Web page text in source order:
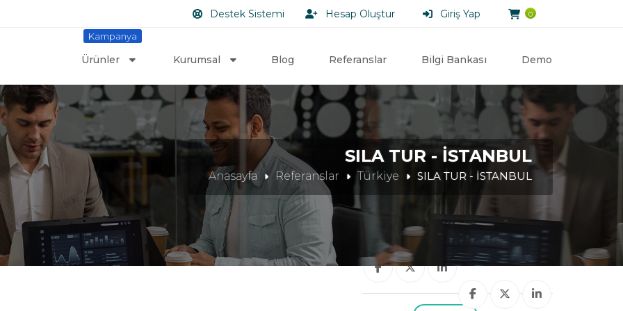
0
Giriş Yap
Hesap Oluştur
Destek Sistemi
Kampanya
Ürünler Kurumsal Blog Referanslar Bilgi Bankası Demo
SILA TUR - İSTANBUL
Anasayfa Referanslar Türkiye SILA TUR - İSTANBUL